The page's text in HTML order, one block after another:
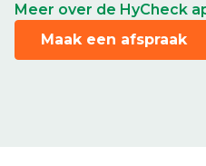
Meer over de HyCheck
Maak een afspraak